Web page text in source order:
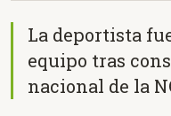
La deportista
equipo tras
nacional de la